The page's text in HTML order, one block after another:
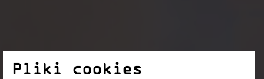
Pliki cookies